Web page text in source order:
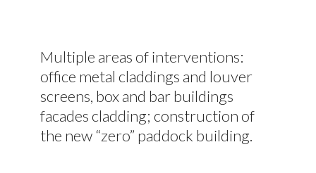
Multiple areas of interventions:
office metal claddings and louver
screens, box and bar buildings
facades cladding; construction of
the new “zero” paddock building.